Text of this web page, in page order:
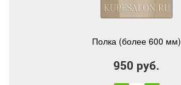
Полка (более 600 мм)
950 руб.